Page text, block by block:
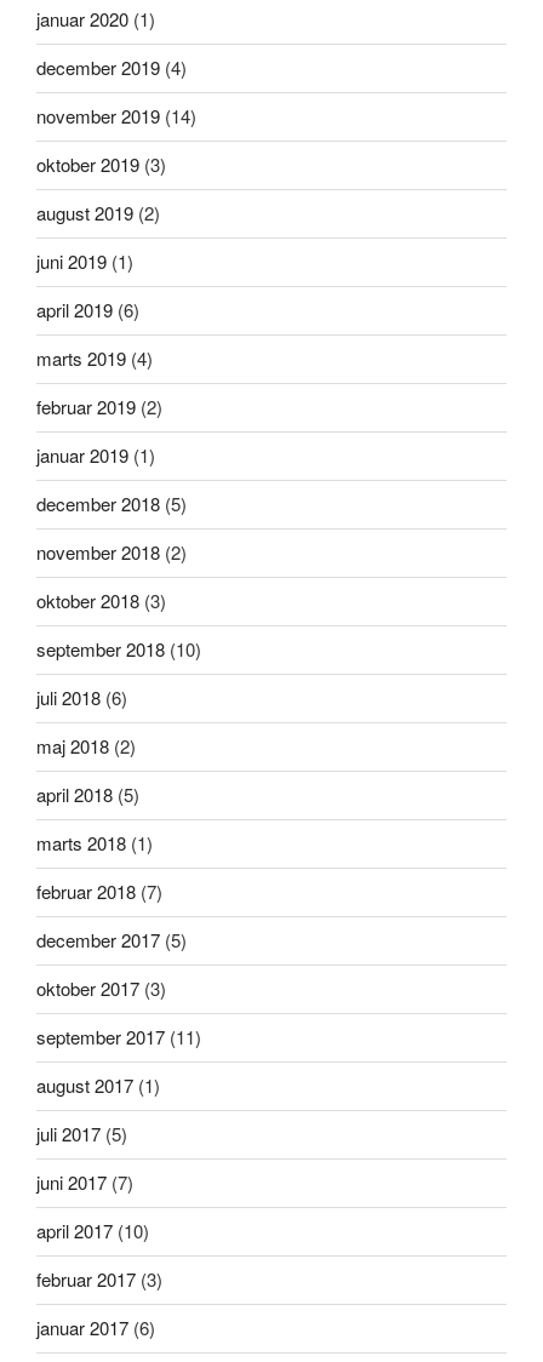
januar 2020 (1)
december 2019 (4)
november 2019 (14)
oktober 2019 (3)
august 2019 (2)
juni 2019 (1)
april 2019 (6)
marts 2019 (4)
februar 2019 (2)
januar 2019 (1)
december 2018 (5)
november 2018 (2)
oktober 2018 (3)
september 2018 (10)
juli 2018 (6)
maj 2018 (2)
april 2018 (5)
marts 2018 (1)
februar 2018 (7)
december 2017 (5)
oktober 2017 (3)
september 2017 (11)
august 2017 (1)
juli 2017 (5)
juni 2017 (7)
april 2017 (10)
februar 2017 (3)
januar 2017 (6)